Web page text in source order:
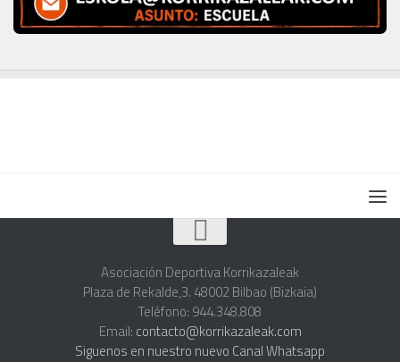
Asociación Deportiva Korrikazaleak
Plaza de Rekalde,3. 48002 Bilbao (Bizkaia)
Teléfono: 944.348.808
Email: contacto@korrikazaleak.com
Siguenos en nuestro nuevo Canal Whatsapp